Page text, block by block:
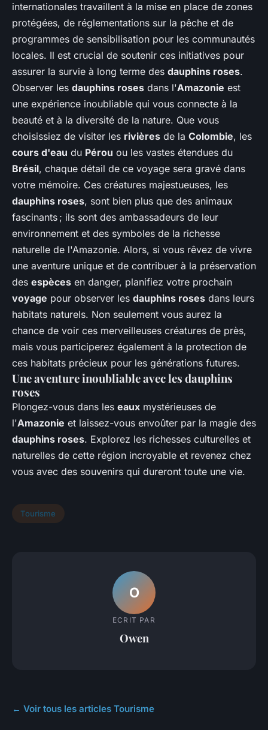
internationales travaillent à la mise en place de zones
protégées, de réglementations sur la pêche et de
programmes de sensibilisation pour les communautés
locales. Il est crucial de soutenir ces initiatives pour
assurer la survie à long terme des dauphins roses.
Observer les dauphins roses dans l'Amazonie est
une expérience inoubliable qui vous connecte à la
beauté et à la diversité de la nature. Que vous
choisissiez de visiter les rivières de la Colombie, les
cours d'eau du Pérou ou les vastes étendues du
Brésil, chaque détail de ce voyage sera gravé dans
votre mémoire. Ces créatures majestueuses, les
dauphins roses, sont bien plus que des animaux
fascinants ; ils sont des ambassadeurs de leur
environnement et des symboles de la richesse
naturelle de l'Amazonie. Alors, si vous rêvez de vivre
une aventure unique et de contribuer à la préservation
des espèces en danger, planifiez votre prochain
voyage pour observer les dauphins roses dans leurs
habitats naturels. Non seulement vous aurez la
chance de voir ces merveilleuses créatures de près,
mais vous participerez également à la protection de
ces habitats précieux pour les générations futures.
Une aventure inoubliable avec les dauphins
roses
Plongez-vous dans les eaux mystérieuses de
l'Amazonie et laissez-vous envoûter par la magie des
dauphins roses. Explorez les richesses culturelles et
naturelles de cette région incroyable et revenez chez
vous avec des souvenirs qui dureront toute une vie.
Tourisme
O
ECRIT PAR
Owen
← Voir tous les articles Tourisme